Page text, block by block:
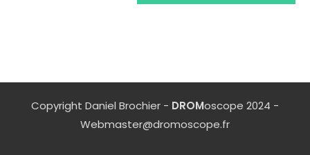
Copyright Daniel Brochier - DROMoscope 2024 -
Webmaster@dromoscope.fr